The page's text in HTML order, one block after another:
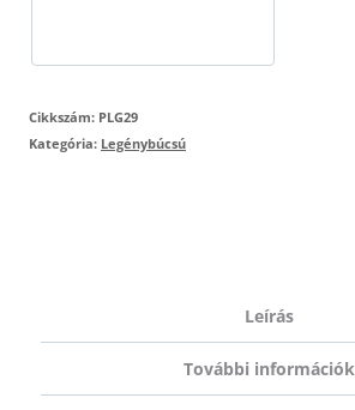
Cikkszám: PLG29
Kategória: Legénybúcsú
Leírás
További információk